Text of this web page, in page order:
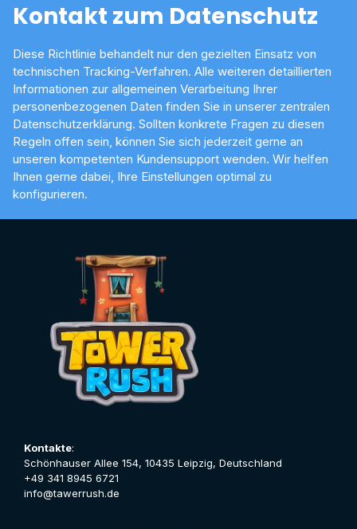
Kontakt zum Datenschutz
Diese Richtlinie behandelt nur den gezielten Einsatz von
technischen Tracking-Verfahren. Alle weiteren detaillierten
Informationen zur allgemeinen Verarbeitung Ihrer
personenbezogenen Daten finden Sie in unserer zentralen
Datenschutzerklärung. Sollten konkrete Fragen zu diesen
Regeln offen sein, können Sie sich jederzeit gerne an
unseren kompetenten Kundensupport wenden. Wir helfen
Ihnen gerne dabei, Ihre Einstellungen optimal zu
konfigurieren.
Kontakte:
Schönhauser Allee 154, 10435 Leipzig, Deutschland
+49 341 8945 6721
info@tawerrush.de